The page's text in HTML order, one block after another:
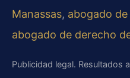
Manassas, abogado
abogado de derecho
Publicidad legal. Resultados